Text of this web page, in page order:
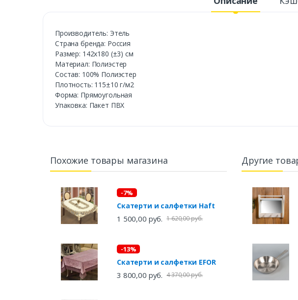
Производитель: Этель
Страна бренда: Россия
Размер: 142х180 (±3) см
Материал: Полиэстер
Состав: 100% Полиэстер
Плотность: 115±10 г/м2
Форма: Прямоугольная
Упаковка: Пакет ПВХ
Похожие товары магазина
-7%
Скатерти и салфетки Haft
1 500,00 руб. 1 620,00 руб.
-13%
Скатерти и салфетки EFOR
3 800,00 руб. 4 370,00 руб.
Другие